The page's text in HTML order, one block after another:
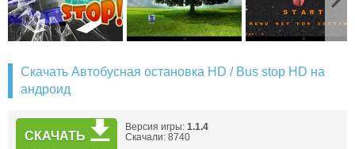
Скачать Автобусная остановка HD / Bus stop HD на
андроид
СКАЧАТЬ
Версия игры: 1.1.4
Скачали: 8740